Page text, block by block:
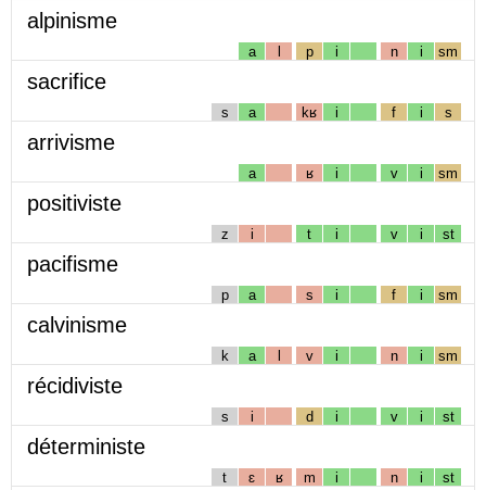
alpinisme
a l p i n i sm
sacrifice
s a kʁ i f i s
arrivisme
a ʁ i v i sm
positiviste
z i t i v i st
pacifisme
p a s i f i sm
calvinisme
k a l v i n i sm
récidiviste
s i d i v i st
déterministe
t ɛ ʁ m i n i st